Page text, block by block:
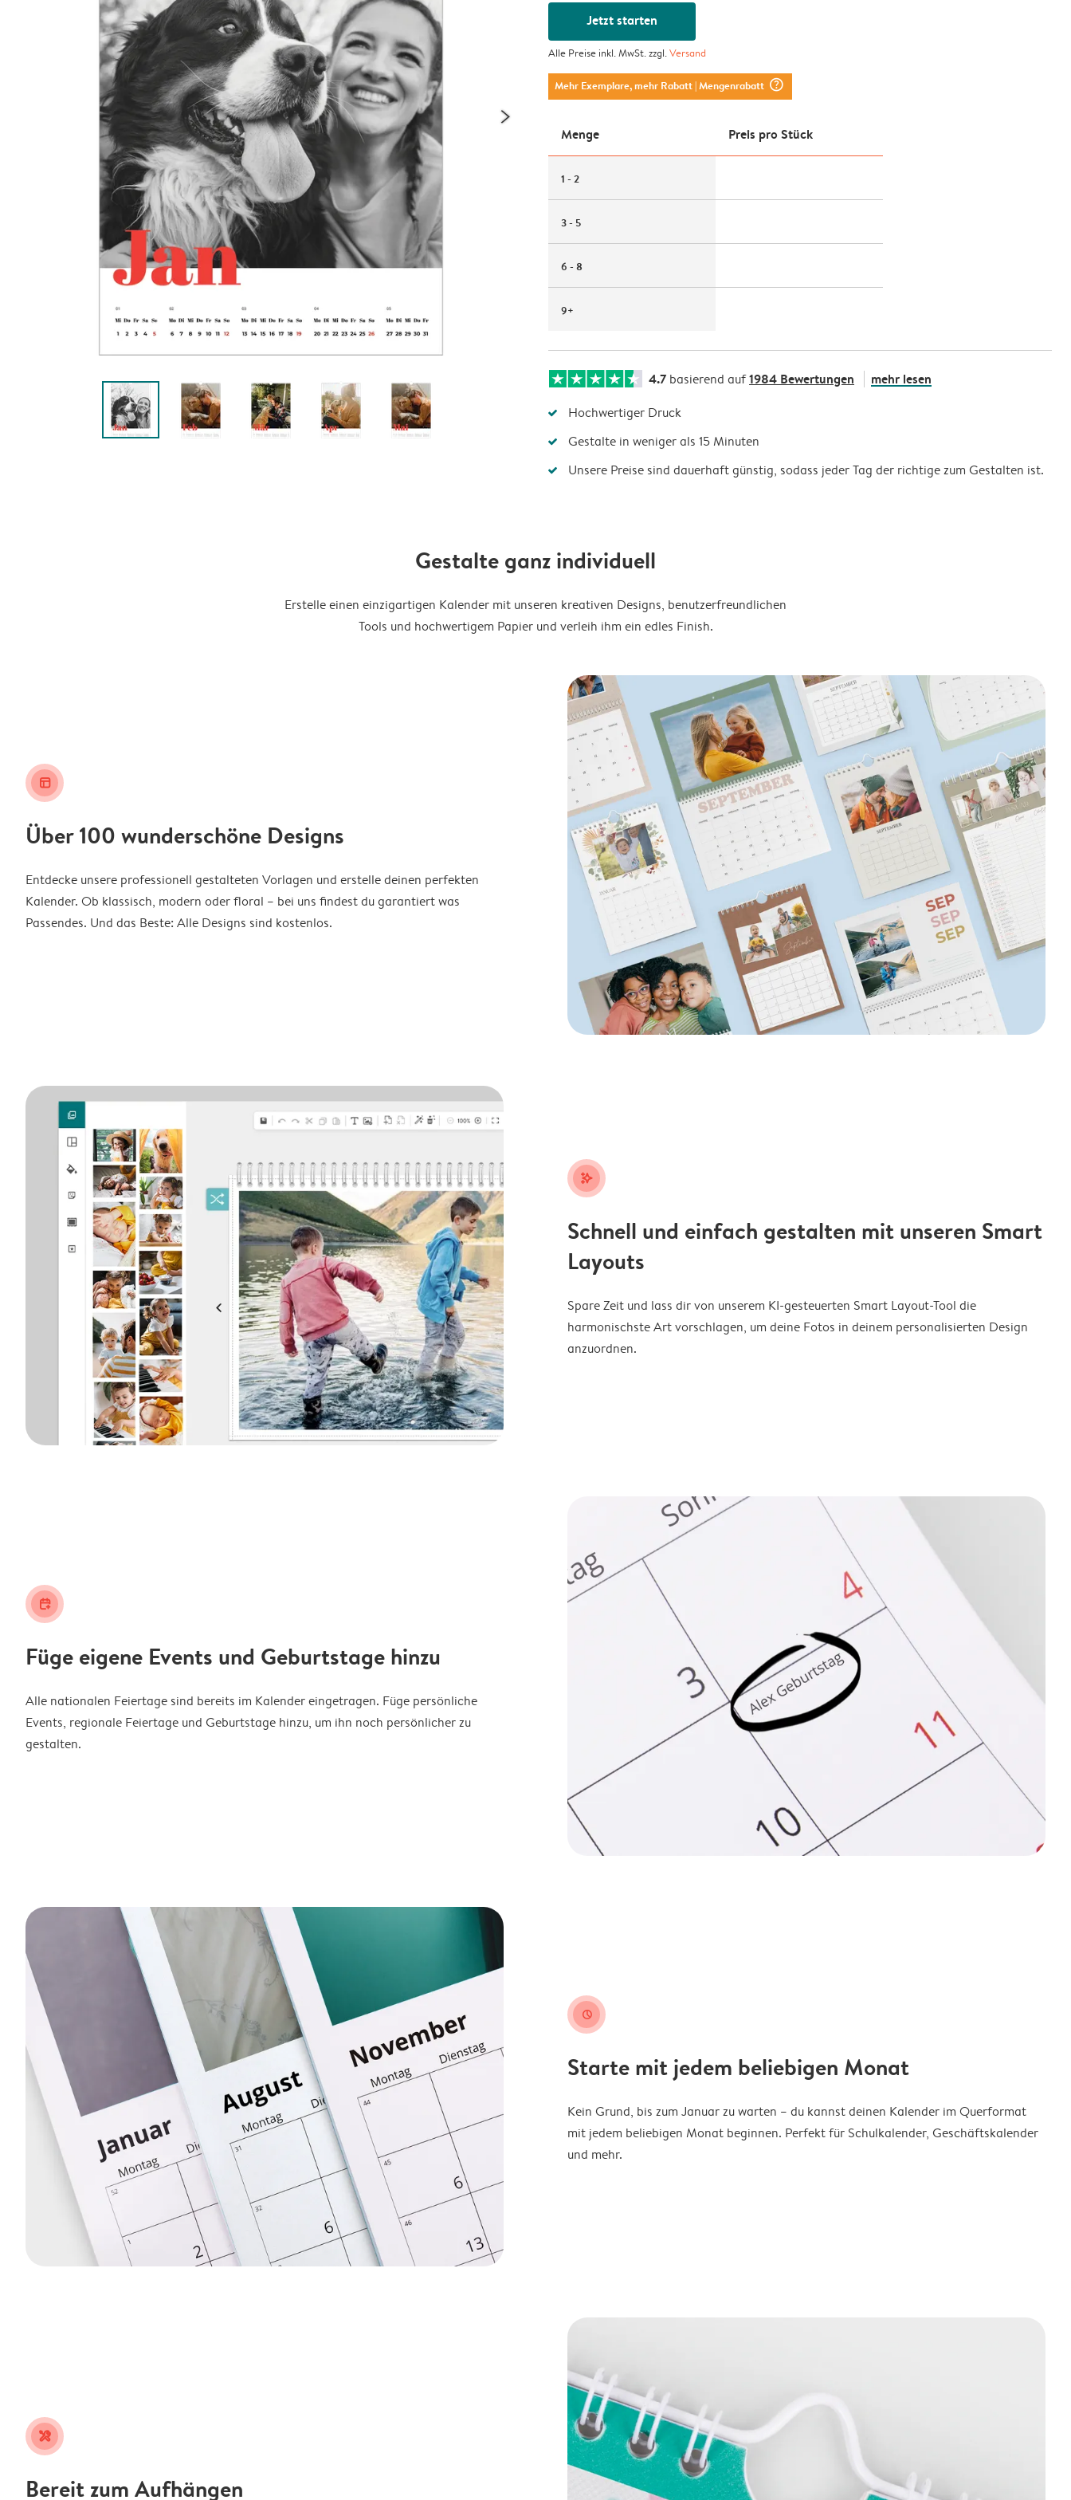
Jetzt starten
Alle Preise inkl. MwSt. zzgl.Versand
Mehr Exemplare, mehr Rabatt| Mengenrabatt question_mark_circle
Menge Preis pro Stück
1 - 2
3 - 5
6 - 8
9+
4.7 basierend auf1984 Bewertungen mehr lesen
Hochwertiger Druck
Gestalte in weniger als 15 Minuten
Unsere Preise sind dauerhaft günstig, sodass jeder Tag der richtige zum Gestalten ist.
Gestalte ganz individuell
Erstelle einen einzigartigen Kalender mit unseren kreativen Designs, benutzerfreundlichen
Tools und hochwertigem Papier und verleih ihm ein edles Finish.
layout_alt
Über 100 wunderschöne Designs
Entdecke unsere professionell gestalteten Vorlagen und erstelle deinen perfekten
Kalender. Ob klassisch, modern oder floral – bei uns findest du garantiert was
Passendes. Und das Beste: Alle Designs sind kostenlos.
stars_plus
Schnell und einfach gestalten mit unseren Smart
Layouts
Spare Zeit und lass dir von unserem KI-gesteuerten Smart Layout-Tool die
harmonischste Art vorschlagen, um deine Fotos in deinem personalisierten Design
anzuordnen.
calendar_plus
Füge eigene Events und Geburtstage hinzu
Alle nationalen Feiertage sind bereits im Kalender eingetragen. Füge persönliche
Events, regionale Feiertage und Geburtstage hinzu, um ihn noch persönlicher zu
gestalten.
clock
Starte mit jedem beliebigen Monat
Kein Grund, bis zum Januar zu warten – du kannst deinen Kalender im Querformat
mit jedem beliebigen Monat beginnen. Perfekt für Schulkalender, Geschäftskalender
und mehr.
tools
Bereit zum Aufhängen